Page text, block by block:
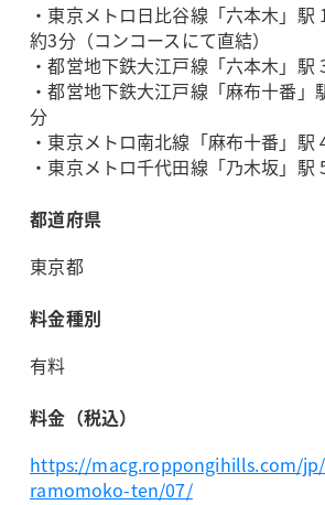
・東京メトロ日比谷線「六本木」駅
約3分（コンコースにて直結）
・都営地下鉄大江戸線「六本木」駅
・都営地下鉄大江戸線「麻布十番」
分
・東京メトロ南北線「麻布十番」駅
・東京メトロ千代田線「乃木坂」駅
都道府県
東京都
料金種別
有料
料金（税込）
https://macg.roppongihills.com/
ramomoko-ten/07/